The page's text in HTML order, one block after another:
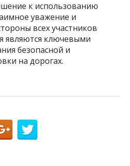
к использованию
уважение и
всех участников
являются ключевыми
безопасной и
на дорогах.